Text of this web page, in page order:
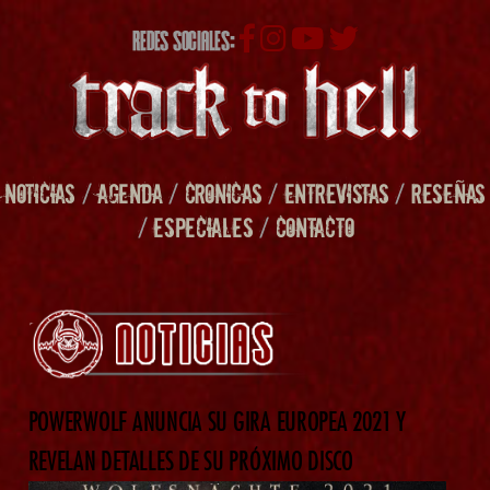
REDES SOCIALES:
NOTICIAS /AGENDA/ CRONICAS/ENTREVISTAS/RESEÑAS
/ESPECIALES/ CONTACTO
POWERWOLF ANUNCIA SU GIRA EUROPEA 2021 Y
REVELAN DETALLES DE SU PRÓXIMO DISCO